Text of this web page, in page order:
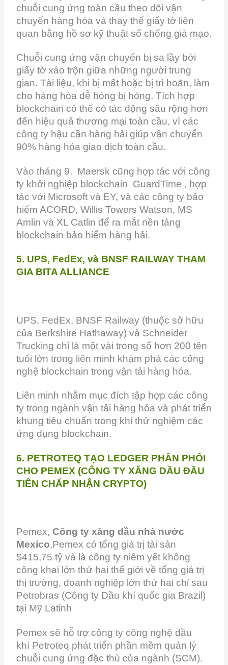
chuỗi cung ứng toàn cầu theo dõi vận
chuyển hàng hóa và thay thế giấy tờ liên
quan bằng hồ sơ kỹ thuật số chống giả mạo.
Chuỗi cung ứng vận chuyển bị sa lầy bởi
giấy tờ xáo trộn giữa những người trung
gian. Tài liệu, khi bị mất hoặc bị trì hoãn, làm
cho hàng hóa dễ hỏng bị hỏng. Tích hợp
blockchain có thể có tác động sâu rộng hơn
đến hiệu quả thương mại toàn cầu, vì các
công ty hậu cần hàng hải giúp vận chuyển
90% hàng hóa giao dịch toàn cầu.
Vào tháng 9, Maersk cũng hợp tác với công
ty khởi nghiệp blockchain GuardTime , hợp
tác với Microsoft và EY, và các công ty bảo
hiểm ACORD, Willis Towers Watson, MS
Amlin và XL Catlin để ra mắt nền tảng
blockchain bảo hiểm hàng hải.
5. UPS, FedEx, và BNSF RAILWAY THAM
GIA BITA ALLIANCE
UPS, FedEx, BNSF Railway (thuộc sở hữu
của Berkshire Hathaway) và Schneider
Trucking chỉ là một vài trong số hơn 200 tên
tuổi lớn trong liên minh khám phá các công
nghệ blockchain trong vận tải hàng hóa.
Liên minh nhằm mục đích tập hợp các công
ty trong ngành vận tải hàng hóa và phát triển
khung tiêu chuẩn trong khi thử nghiệm các
ứng dụng blockchain.
6. PETROTEQ TẠO LEDGER PHÂN PHỐI
CHO PEMEX (CÔNG TY XĂNG DẦU ĐẦU
TIÊN CHẤP NHẬN CRYPTO)
Pemex, Công ty xăng dầu nhà nước
Mexico,Pemex có tổng giá trị tài sản
$415,75 tỷ và là công ty niêm yết không
công khai lớn thứ hai thế giới về tổng giá trị
thị trường, doanh nghiệp lớn thứ hai chỉ sau
Petrobras (Công ty Dầu khí quốc gia Brazil)
tại Mỹ Latinh
Pemex sẽ hỗ trợ công ty công nghệ dầu
khí Petroteq phát triển phần mềm quản lý
chuỗi cung ứng đặc thù của ngành (SCM).